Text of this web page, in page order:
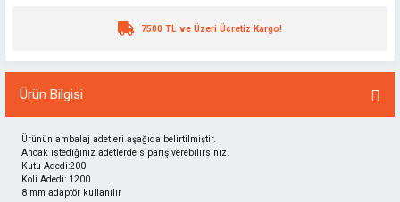
7500 TL ve Üzeri Ücretiz Kargo!
Ürün Bilgisi
Ürünün ambalaj adetleri aşağıda belirtilmiştir.
Ancak istediğiniz adetlerde sipariş verebilirsiniz.
Kutu Adedi:200
Koli Adedi: 1200
8 mm adaptör kullanılır